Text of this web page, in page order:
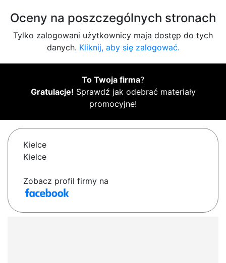
Oceny na poszczególnych stronach
Tylko zalogowani użytkownicy maja dostęp do tych
danych. Kliknij, aby się zalogować.
To Twoja firma?
Gratulacje! Sprawdź jak odebrać materiały
promocyjne!
Kielce
Kielce
Zobacz profil firmy na